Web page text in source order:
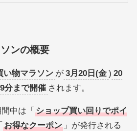
ンの概要
い物マラソン が 3月20日(金 ) 20
分まで開催 されます。
中は「 ショップ買い回りでポイ
お得なクーポン」が発行される